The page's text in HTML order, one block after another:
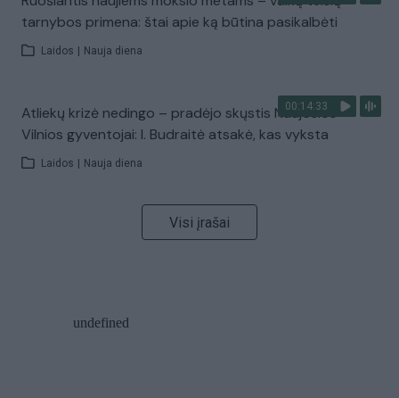
tarnybos primena: štai apie ką būtina pasikalbėti
Laidos Nauja diena
00:14:33
Atliekų krizė nedingo – pradėjo skųstis Naujosios
Vilnios gyventojai: I. Budraitė atsakė, kas vyksta
Laidos Nauja diena
Visi įrašai